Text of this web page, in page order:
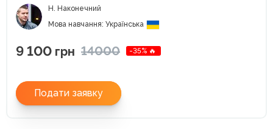
Н. Наконечний
Мова навчання: Українська
9 100 грн 14000 -35% 🔥
Подати заявку